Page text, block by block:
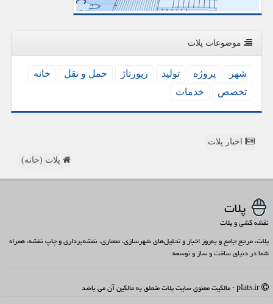
موضوعات پلات
شهر پروژه تولید رپورتاژ حمل و نقل
خانه
تخصص
خدمات
اخبار پلات
پلات (خانه)
پلات
نقشه کشی و پلات
پلات، مرجع جامع و به‌روز اخبار و تحلیل‌های شهرسازی، معماری، نقشه‌برداری و چاپ نقشه، همراه
شما در دنیای ساخت و ساز و توسعه